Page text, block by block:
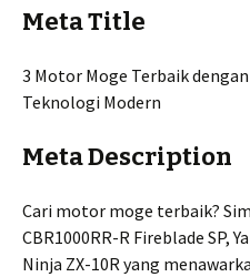
Meta Title
3 Motor Moge Terbaik
Teknologi Modern
Meta Description
Cari motor moge terbaik?
CBR1000RR-R Fireblade SP,
Ninja ZX-10R yang